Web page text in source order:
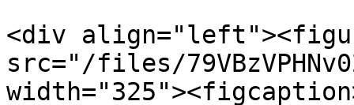
<div
src="/files/